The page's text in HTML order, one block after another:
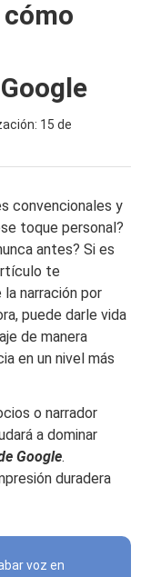
15 de
convencionales y
toque personal?
antes? Si es
te
narración por
puede darle vida
de manera
en un nivel más
o narrador
a dominar
Google.
duradera
voz en